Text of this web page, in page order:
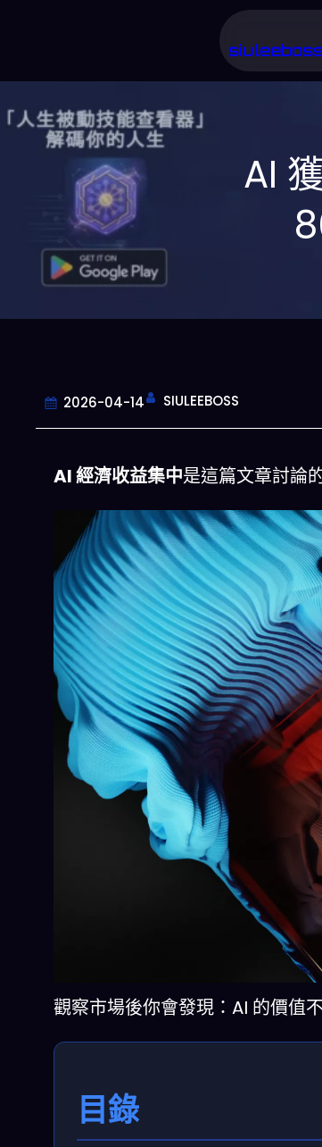
主
要
AI
2026-04-14 SIULEEBOSS
AI 經濟收益集中是這篇文章討論
觀察市場後你會發現：AI 的價值
目錄